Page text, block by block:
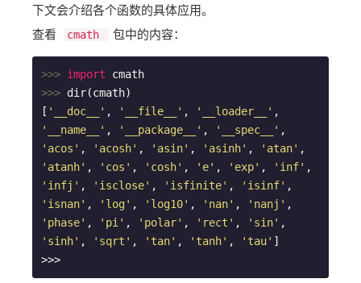
下文会介绍各个函数的具体应用。
查看 ​
cmath ​包中的内容：
>>> import
>>> dir(cmath)
[ '__doc__' , '__file__' , '__loader__'
'__name__' , '__package__' , '__spec__'
'acos' , 'acosh' , 'asin' , 'asinh' , 'atan'
'atanh' , 'cos' , 'cosh' , 'e' , 'exp' , 'inf'
'infj' , 'isclose' , 'isfinite' , 'isinf'
'isnan' , 'log' , 'log10' , 'nan' , 'nanj'
'phase' , 'pi' , 'polar' , 'rect' , 'sin'
'sinh' , 'sqrt' , 'tan' , 'tanh' , 'tau' ]
>>>